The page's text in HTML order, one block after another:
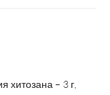
хитозана – 3 г,